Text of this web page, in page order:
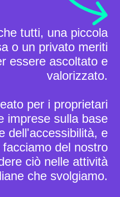
tutti, una piccola
o un privato meriti
essere ascoltato e
valorizzato.
per i proprietari
imprese sulla base
dell'accessibilità, e
del nostro
ciò nelle attività
che svolgiamo.